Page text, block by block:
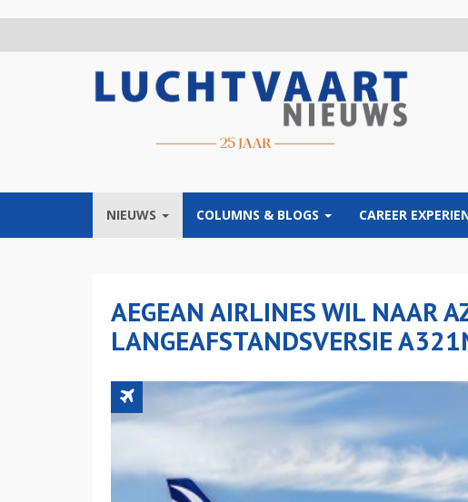
NIEUWS COLUMNS & BLOGS CAREER
AEGEAN AIRLINES WIL NAAR
LANGEAFSTANDSVERSIE